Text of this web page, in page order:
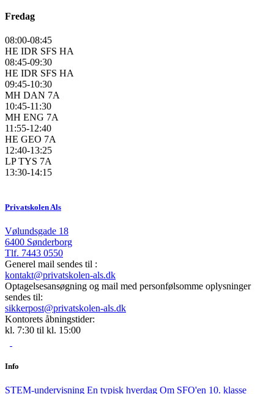
Fredag
08:00-08:45
HE IDR SFS HA
08:45-09:30
HE IDR SFS HA
09:45-10:30
MH DAN 7A
10:45-11:30
MH ENG 7A
11:55-12:40
HE GEO 7A
12:40-13:25
LP TYS 7A
13:30-14:15
Privatskolen Als
Vølundsgade 18
6400 Sønderborg
Tlf. 7443 0550
Generel mail sendes til :
kontakt@privatskolen-als.dk
Optagelsesansøgning og mail med personfølsomme oplysninger
sendes til:
sikkerpost@privatskolen-als.dk
Kontorets åbningstider:
kl. 7:30 til kl. 15:00
Info
STEM-undervisning En typisk hverdag Om SFO'en 10. klasse